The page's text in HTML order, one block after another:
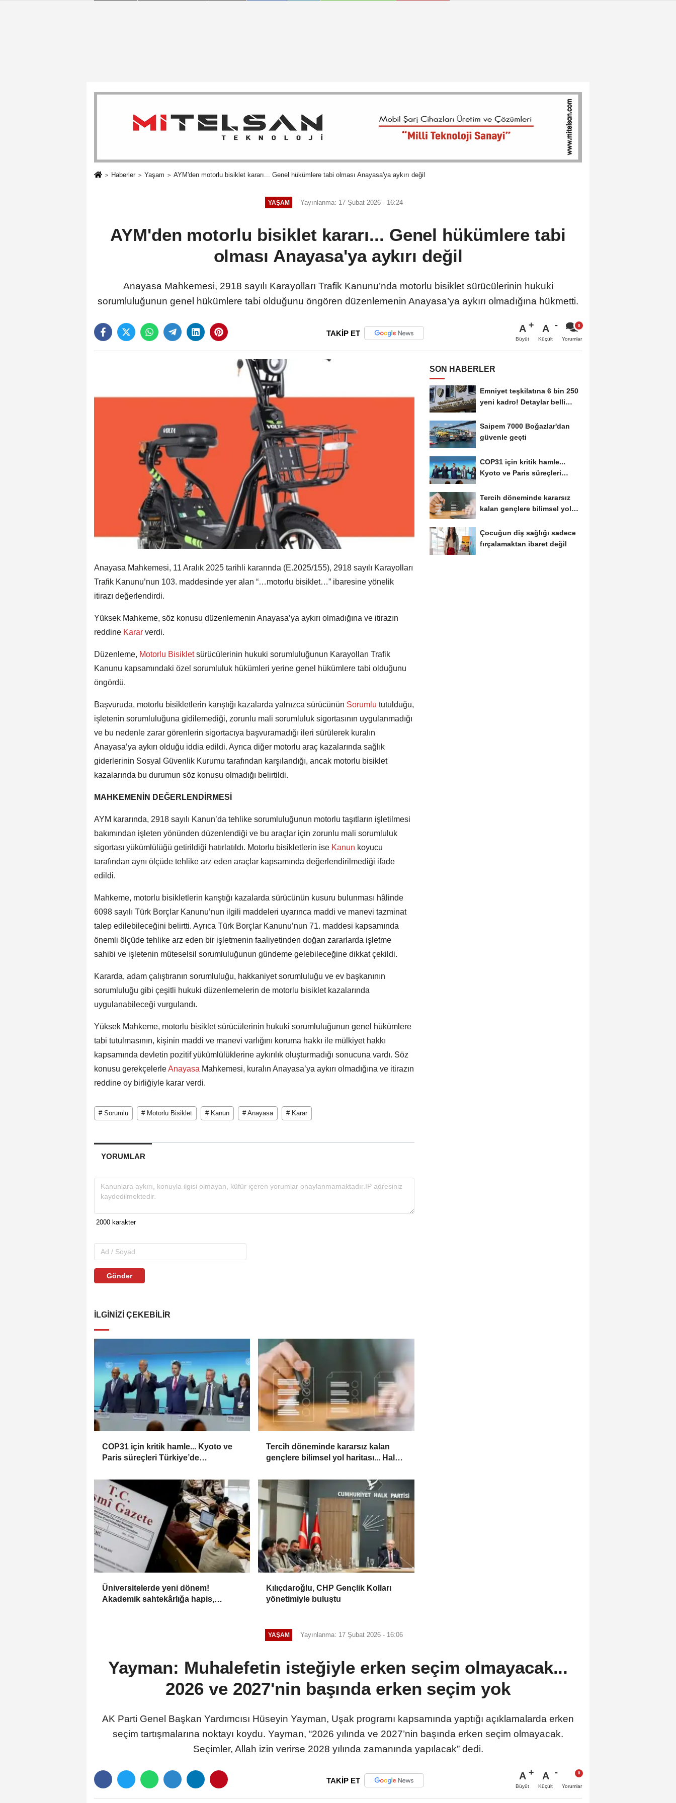
Haberler Yaşam AYM'den motorlu bisiklet kararı... Genel hükümlere tabi olması Anayasa'ya aykırı değil
YAŞAM Yayınlanma: 17 Şubat 2026 - 16:24
AYM'den motorlu bisiklet kararı... Genel hükümlere tabi
olması Anayasa'ya aykırı değil
Anayasa Mahkemesi, 2918 sayılı Karayolları Trafik Kanunu’nda motorlu bisiklet sürücülerinin hukuki
sorumluluğunun genel hükümlere tabi olduğunu öngören düzenlemenin Anayasa’ya aykırı olmadığına hükmetti.
TAKİP ET A
Büyüt
A
Küçült Yorumlar
Anayasa Mahkemesi, 11 Aralık 2025 tarihli kararında (E.2025/155), 2918 sayılı Karayolları
Trafik Kanunu’nun 103. maddesinde yer alan “…motorlu bisiklet…” ibaresine yönelik
itirazı değerlendirdi.
Yüksek Mahkeme, söz konusu düzenlemenin Anayasa’ya aykırı olmadığına ve itirazın
reddine Karar verdi.
Düzenleme, Motorlu Bisikletsürücülerinin hukuki sorumluluğunun Karayolları Trafik
Kanunu kapsamındaki özel sorumluluk hükümleri yerine genel hükümlere tabi olduğunu
öngördü.
Başvuruda, motorlu bisikletlerin karıştığı kazalarda yalnızca sürücünün Sorumlu tutulduğu,
işletenin sorumluluğuna gidilemediği, zorunlu mali sorumluluk sigortasının uygulanmadığı
ve bu nedenle zarar görenlerin sigortacıya başvuramadığı ileri sürülerek kuralın
Anayasa’ya aykırı olduğu iddia edildi. Ayrıca diğer motorlu araç kazalarında sağlık
giderlerinin Sosyal Güvenlik Kurumu tarafından karşılandığı, ancak motorlu bisiklet
kazalarında bu durumun söz konusu olmadığı belirtildi.
MAHKEMENİN DEĞERLENDİRMESİ
AYM kararında, 2918 sayılı Kanun’da tehlike sorumluluğunun motorlu taşıtların işletilmesi
bakımından işleten yönünden düzenlendiği ve bu araçlar için zorunlu mali sorumluluk
sigortası yükümlülüğü getirildiği hatırlatıldı. Motorlu bisikletlerin ise Kanun koyucu
tarafından aynı ölçüde tehlike arz eden araçlar kapsamında değerlendirilmediği ifade
edildi.
Mahkeme, motorlu bisikletlerin karıştığı kazalarda sürücünün kusuru bulunması hâlinde
6098 sayılı Türk Borçlar Kanunu’nun ilgili maddeleri uyarınca maddi ve manevi tazminat
talep edilebileceğini belirtti. Ayrıca Türk Borçlar Kanunu’nun 71. maddesi kapsamında
önemli ölçüde tehlike arz eden bir işletmenin faaliyetinden doğan zararlarda işletme
sahibi ve işletenin müteselsil sorumluluğunun gündeme gelebileceğine dikkat çekildi.
Kararda, adam çalıştıranın sorumluluğu, hakkaniyet sorumluluğu ve ev başkanının
sorumluluğu gibi çeşitli hukuki düzenlemelerin de motorlu bisiklet kazalarında
uygulanabileceği vurgulandı.
Yüksek Mahkeme, motorlu bisiklet sürücülerinin hukuki sorumluluğunun genel hükümlere
tabi tutulmasının, kişinin maddi ve manevi varlığını koruma hakkı ile mülkiyet hakkı
kapsamında devletin pozitif yükümlülüklerine aykırılık oluşturmadığı sonucuna vardı. Söz
konusu gerekçelerleAnayasa Mahkemesi, kuralın Anayasa’ya aykırı olmadığına ve itirazın
reddine oy birliğiyle karar verdi.
# Sorumlu # Motorlu Bisiklet # Kanun # Anayasa # Karar
YORUMLAR
Gönder
İLGINIZI ÇEKEBILIR
COP31 için kritik hamle... Kyoto ve
Paris süreçleri Türkiye’de
Tercih döneminde kararsız kalan
gençlere bilimsel yol haritası... Halen
Üniversitelerde yeni dönem!
Akademik sahtekârlığa hapis,
Kılıçdaroğlu, CHP Gençlik Kolları
yönetimiyle buluştu
SON HABERLER
Emniyet teşkilatına 6 bin 250
yeni kadro! Detaylar belli
Saipem 7000 Boğazlar'dan
güvenle geçti
COP31 için kritik hamle...
Kyoto ve Paris süreçleri
Tercih döneminde kararsız
kalan gençlere bilimsel yol
Çocuğun diş sağlığı sadece
fırçalamaktan ibaret değil
YAŞAM Yayınlanma: 17 Şubat 2026 - 16:06
Yayman: Muhalefetin isteğiyle erken seçim olmayacak...
2026 ve 2027'nin başında erken seçim yok
AK Parti Genel Başkan Yardımcısı Hüseyin Yayman, Uşak programı kapsamında yaptığı açıklamalarda erken
seçim tartışmalarına noktayı koydu. Yayman, “2026 yılında ve 2027’nin başında erken seçim olmayacak.
Seçimler, Allah izin verirse 2028 yılında zamanında yapılacak” dedi.
TAKİP ET A
Büyüt
A
Küçült Yorumlar